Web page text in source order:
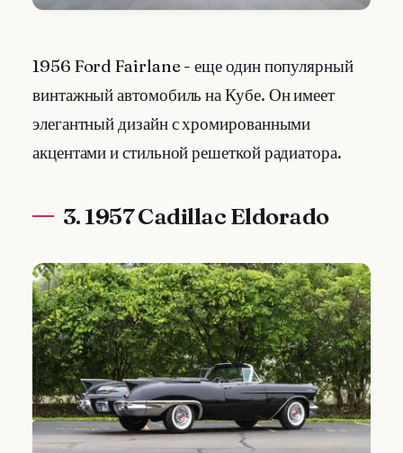
1956 Ford Fairlane - еще один популярный
винтажный автомобиль на Кубе. Он имеет
элегантный дизайн с хромированными
акцентами и стильной решеткой радиатора.
3. 1957 Cadillac Eldorado